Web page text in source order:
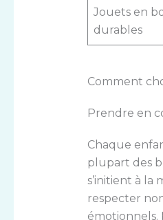
Jouets en
durables
Comment
Prendre en
Chaque
plupart des
s’initient à la
respecter
émotionnels.